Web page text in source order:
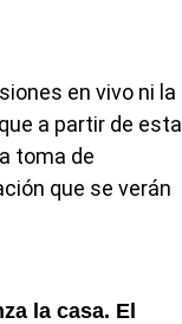
en vivo ni la
a partir de esta
toma de
que se verán
la casa. El